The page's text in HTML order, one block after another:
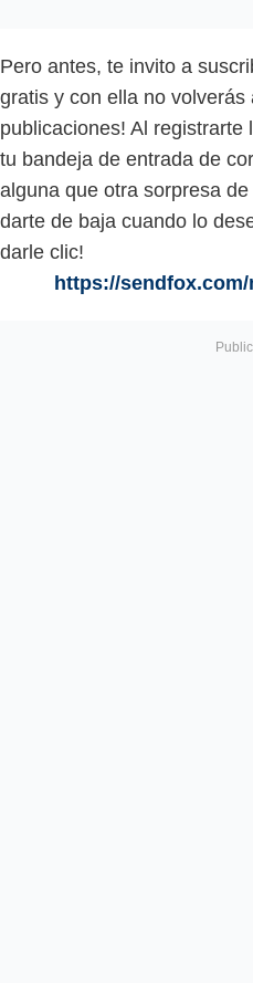
Pero antes, te invito a
gratis y con ella no
publicaciones! Al registrarte
tu bandeja de entrada de
alguna que otra sorpresa
darte de baja cuando lo
darle clic!
https://